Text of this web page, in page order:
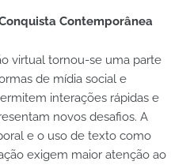
Contemporânea
virtual tornou-se uma parte
de mídia social e
interações rápidas e
novos desafios. A
e o uso de texto como
exigem maior atenção ao